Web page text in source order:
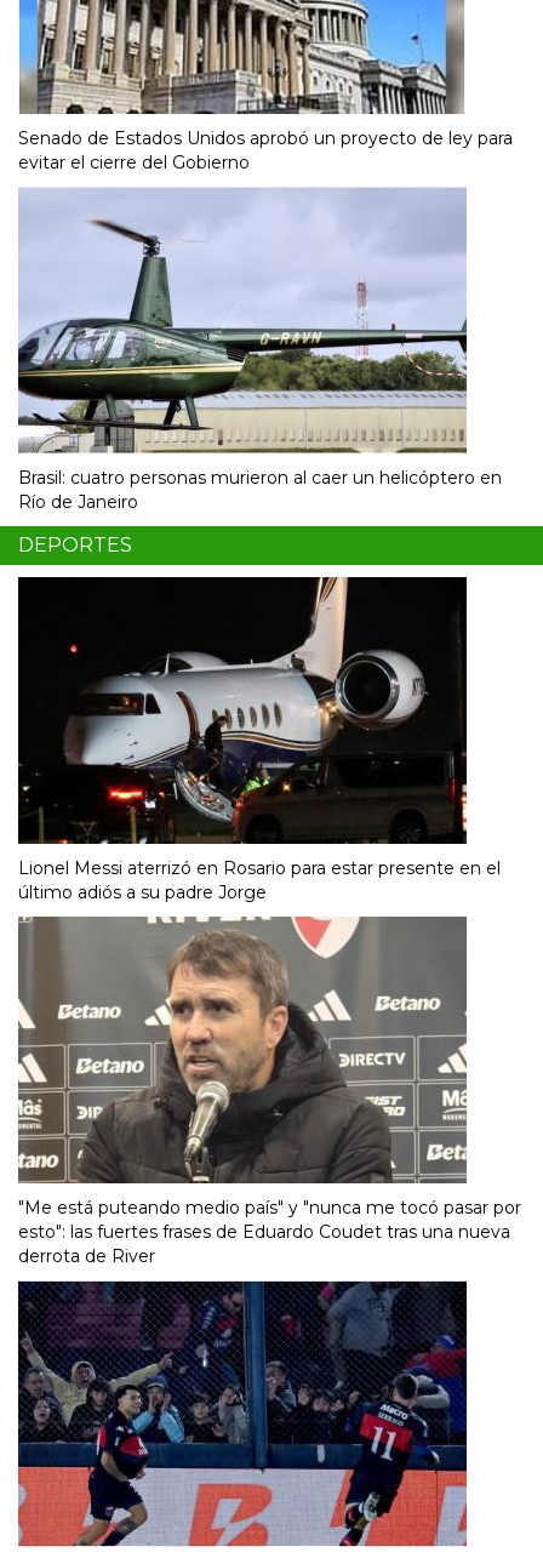
Senado de Estados Unidos aprobó un proyecto de ley para
evitar el cierre del Gobierno
Brasil: cuatro personas murieron al caer un helicóptero en
Río de Janeiro
DEPORTES
Lionel Messi aterrizó en Rosario para estar presente en el
último adiós a su padre Jorge
"Me está puteando medio país" y "nunca me tocó pasar por
esto": las fuertes frases de Eduardo Coudet tras una nueva
derrota de River